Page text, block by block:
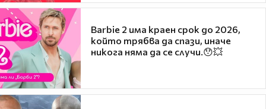
Barbie 2 има краен срок до 2026,
който трябва да спази, иначе
никога няма да се случи.😯💥